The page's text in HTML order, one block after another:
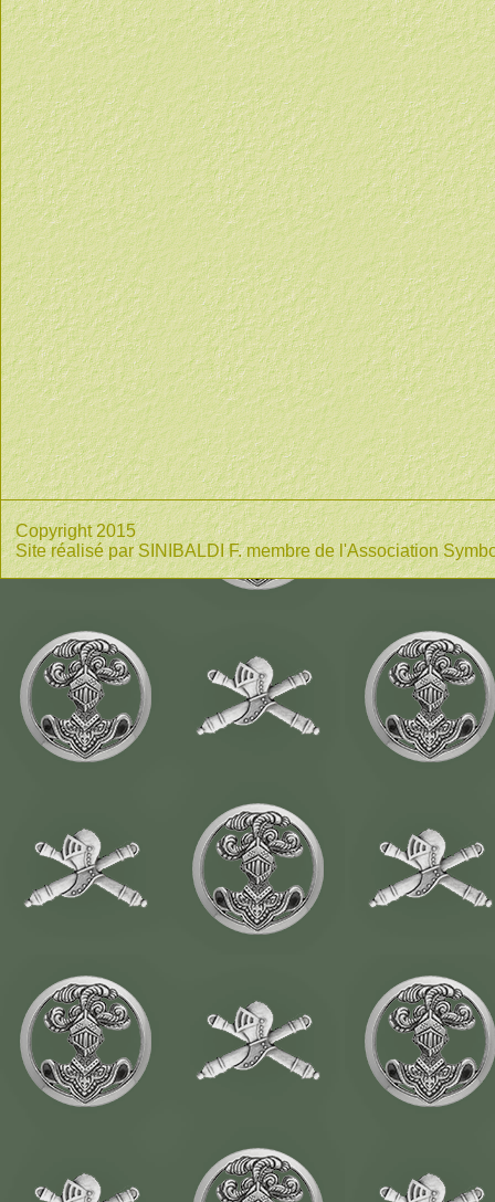
Copyright 2015
Site réalisé par SINIBALDI F. membre de l'Association